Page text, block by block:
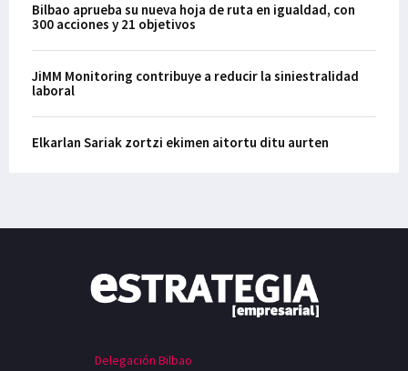
Bilbao aprueba su nueva hoja de ruta en igualdad, con
300 acciones y 21 objetivos
JiMM Monitoring contribuye a reducir la siniestralidad
laboral
Elkarlan Sariak zortzi ekimen aitortu ditu aurten
Delegación Bilbao